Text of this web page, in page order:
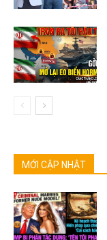
MỚI CẬP NHẬT